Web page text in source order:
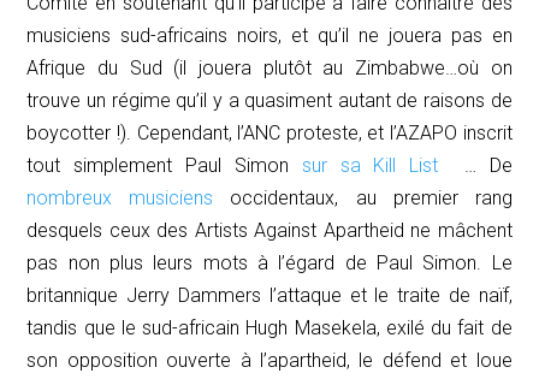
musiciens sud-africains noirs, et qu’il ne jouera pas en
Afrique du Sud (il jouera plutôt au Zimbabwe…où on
trouve un régime qu’il y a quasiment autant de raisons de
boycotter !). Cependant, l’ANC proteste, et l’AZAPO inscrit
tout simplement Paul Simon sur sa Kill List
… De
nombreux musiciens occidentaux, au premier rang
desquels ceux des Artists Against Apartheid ne mâchent
pas non plus leurs mots à l’égard de Paul Simon. Le
britannique Jerry Dammers l’attaque et le traite de naïf,
tandis que le sud-africain Hugh Masekela, exilé du fait de
son opposition ouverte à l’apartheid, le défend et loue